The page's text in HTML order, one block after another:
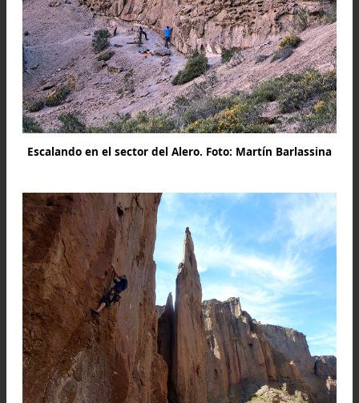
Sectores de escalada en el Cañadón de la Buitrera.
extraída de la guía Petzl Roktrip 2012.
Lo importante es que hoy en día Piedra
resulta un lugar muy atractivo para
escaladores, lo demuestra la llegada
escaladores que vienen incluso de otros países.
estima que llegan entre 4000 y 5000 visitantes
zona en la temporada estival.